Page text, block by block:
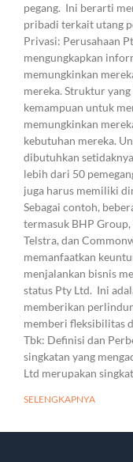
pegang. Ini berarti
pribadi terkait utang
Privasi: Perusahaan
mengungkapkan
memungkinkan
mereka. Struktur
kemampuan untuk
memungkinkan
kebutuhan mereka.
dibutuhkan
lebih dari 50
juga harus memiliki
Sebagai contoh,
termasuk BHP
Telstra, dan
memanfaatkan
menjalankan bisnis
status Pty Ltd. Ini
memberikan
memberi fleksibilitas
Tbk: Definisi dan
singkatan yang
Ltd merupakan
SELENGKAPNYA